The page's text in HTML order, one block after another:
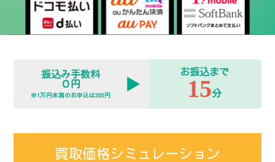
振込み手数料
０円
※1万円未満のお申込は200円
お振込まで
15分
買取価格シミュレーション